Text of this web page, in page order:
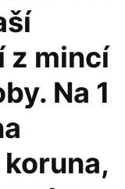
z mincí
Na 1